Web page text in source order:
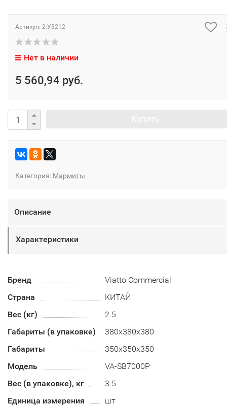
Артикул: 2:У3212
Нет в наличии
5 560,94 руб.
Категория: Мармиты
Описание
Характеристики
Бренд
Viatto Commercial
Страна
КИТАЙ
Вес (кг)
2.5
Габариты (в упаковке)
380х380х380
Габариты
350х350х350
Модель
VA-SB7000P
Вес (в упаковке), кг
3.5
Единица измерения
шт